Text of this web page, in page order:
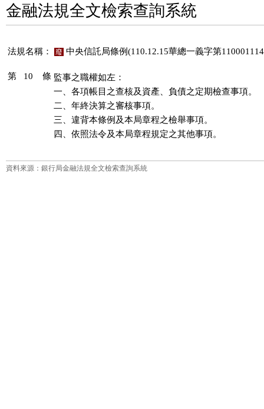
金融法規全文檢索查詢系統
法規名稱： 廢 中央信託局條例(110.12.15華總一義字第
第 10 條 監事之職權如左：
一、各項帳目之查核及資產、負債之定期檢查事項。
二、年終決算之審核事項。
三、違背本條例及本局章程之檢舉事項。
四、依照法令及本局章程規定之其他事項。
資料來源：銀行局金融法規全文檢索查詢系統